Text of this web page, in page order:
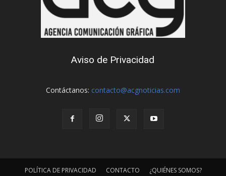
Aviso de Privacidad
Contáctanos: contacto@acgnoticias.com
POLÍTICA DE PRIVACIDAD CONTACTO ¿QUIÉNES SOMOS?